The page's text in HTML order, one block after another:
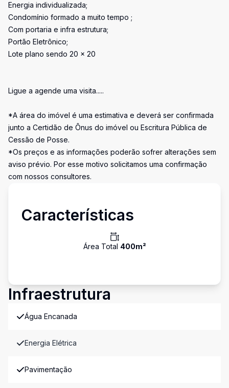
Energia individualizada;
Condomínio formado a muito tempo ;
Com portaria e infra estrutura;
Portão Eletrônico;
Lote plano sendo 20 x 20
Ligue a agende uma visita.....
*A área do imóvel é uma estimativa e deverá ser confirmada
junto a Certidão de Ônus do imóvel ou Escritura Pública de
Cessão de Posse.
*Os preços e as informações poderão sofrer alterações sem
aviso prévio. Por esse motivo solicitamos uma confirmação
com nossos consultores.
Características
Área Total 400m²
Infraestrutura
Água Encanada
Energia Elétrica
Pavimentação